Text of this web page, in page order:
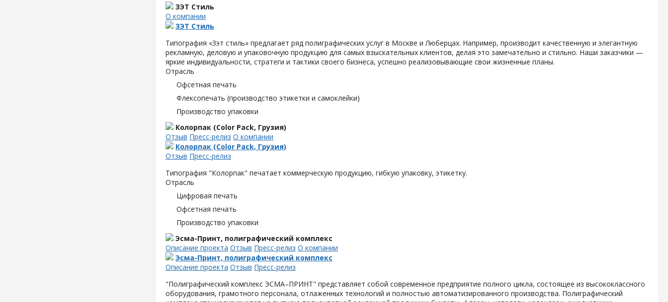
ЗЭТ Стиль
О компании
ЗЭТ Стиль
Типография «Зэт cтиль» предлагает ряд полиграфических услуг в Москве и Люберцах. Например, производит качественную и элегантную
рекламную, деловую и упаковочную продукцию для самых взыскательных клиентов, делая это замечательно и стильно. Наши заказчики —
яркие индивидуальности, стратеги и тактики своего бизнеса, успешно реализовывающие свои жизненные планы.
Отрасль
Офсетная печать
Флексопечать (производство этикетки и самоклейки)
Производство упаковки
Колорпак (Color Pack, Грузия)
Отзыв Пресс-релиз О компании
Колорпак (Color Pack, Грузия)
Отзыв Пресс-релиз
Типография "Колорпак" печатает коммерческую продукцию, гибкую упаковку, этикетку.
Отрасль
Цифровая печать
Офсетная печать
Производство упаковки
Эсма-Принт, полиграфический комплекс
Описание проекта Отзыв Пресс-релиз О компании
Эсма-Принт, полиграфический комплекс
Описание проекта Отзыв Пресс-релиз
"Полиграфический комплекс ЭСМА–ПРИНТ" представляет собой современное предприятие полного цикла, состоящее из высококлассного
оборудования, грамотного персонала, отлаженных технологий и полностью автоматизированного производства. Полиграфический